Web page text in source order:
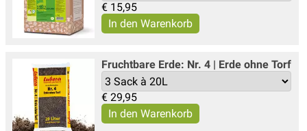
€ 15,95
Fruchtbare Erde: Nr. 4 | Erde ohne Torf
€ 29,95